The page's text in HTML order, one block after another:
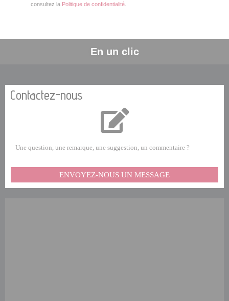
consultez la Politique de confidentialité
En un clic
Contactez-nous
Une question, une remarque, une suggestion, un commentaire ?
ENVOYEZ-NOUS UN MESSAGE